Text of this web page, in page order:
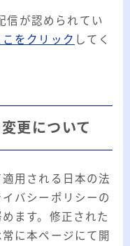
信が認められてい
こをクリック してく
更について
用される日本の法
バシーポリシーの
ます。修正された
に本ページにて開